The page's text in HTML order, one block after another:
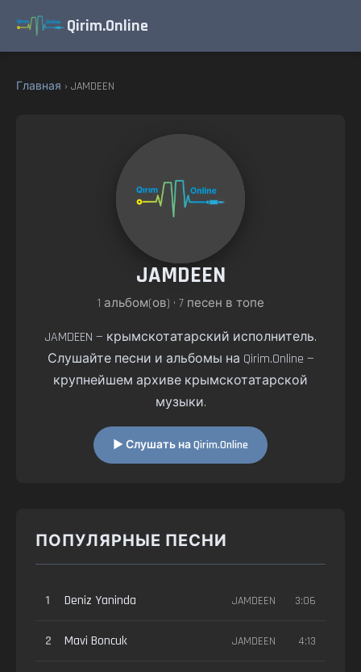
Qirim.Online
Главная › JAMDEEN
JAMDEEN
1 альбом(ов) • 7 песен в топе
JAMDEEN — крымскотатарский исполнитель.
Слушайте песни и альбомы на Qirim.Online —
крупнейшем архиве крымскотатарской
музыки.
▶ Слушать на Qirim.Online
ПОПУЛЯРНЫЕ ПЕСНИ
1 Deniz Yaninda JAMDEEN 3:06
2 Mavi Boncuk JAMDEEN 4:13